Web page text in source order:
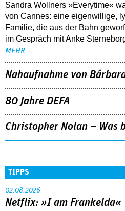
Sandra Wollners »Everytime«
von Cannes: eine eigenwillige,
Familie, die aus der Bahn
im Gespräch mit Anke
MEHR
Nahaufnahme von
80 Jahre DEFA
Christopher Nolan – Was
TIPPS
02.08.2026
Netflix: »I am Frankelda«